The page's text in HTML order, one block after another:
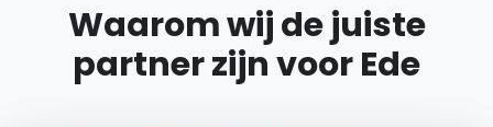
Waarom wij de juiste
partner zijn voor Ede